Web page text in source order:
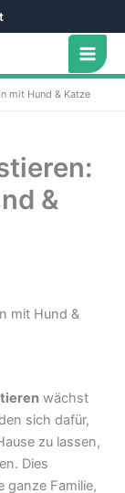
mit Hund & Katze
&
wächst
sich dafür,
zu lassen,
Dies
ganze Familie,